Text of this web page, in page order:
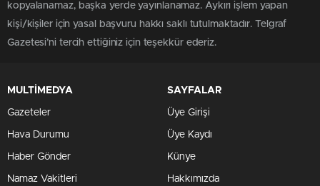
kopyalanamaz, başka yerde yayınlanamaz. Aykırı işlem yapan
kişi/kişiler için yasal başvuru hakkı saklı tutulmaktadır. Telgraf
Gazetesi’ni tercih ettiğiniz için teşekkür ederiz.
MULTİMEDYA
Gazeteler
Hava Durumu
Haber Gönder
Namaz Vakitleri
SAYFALAR
Üye Girişi
Üye Kaydı
Künye
Hakkımızda